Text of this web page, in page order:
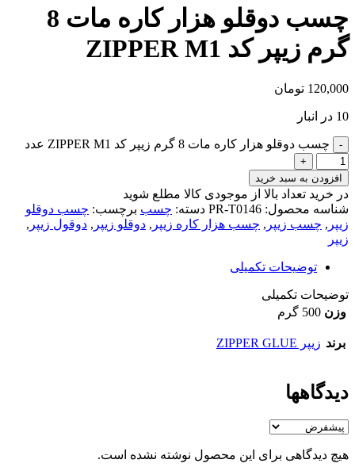
چسب دوقلو هزار کاره مات 8
گرم زیپر کد ZIPPER M1
120,000 تومان
10 در انبار
چسب دوقلو هزار کاره مات 8 گرم زیپر کد ZIPPER M1 عدد
افزودن به سبد خرید
در خرید تعداد بالا از موجودی کالا مطلع شوید
شناسه محصول: PR-T0146 دسته: چسب برچسب: چسب دوقلو
زیپر , چسب زیپر , چسب هزار کاره زیپر , دوقلو زیپر , دوقول زیپر ,
زیپر
توضیحات تکمیلی
توضیحات تکمیلی
وزن 500 گرم
برند زیپر ZIPPER GLUE
دیدگاهها
هیچ دیدگاهی برای این محصول نوشته نشده است.